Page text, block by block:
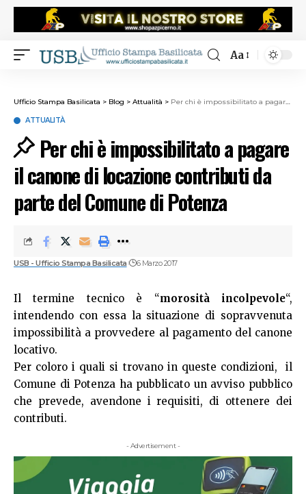
Aa
Ufficio Stampa Basilicata > Blog > Attualità > Per chi è impossibilitato a pagare il canone di locazione contributi da parte del Comune di Potenza
ATTUALITÀ
Per chi è impossibilitato a pagare
il canone di locazione contributi da
parte del Comune di Potenza
USB - Ufficio Stampa Basilicata 6 Marzo 2017
Il termine tecnico è “morosità incolpevole“,
intendendo con essa la situazione di sopravvenuta
impossibilità a provvedere al pagamento del canone
locativo.
Per coloro i quali si trovano in queste condizioni, il
Comune di Potenza ha pubblicato un avviso pubblico
che prevede, avendone i requisiti, di ottenere dei
contributi.
- Advertisement -